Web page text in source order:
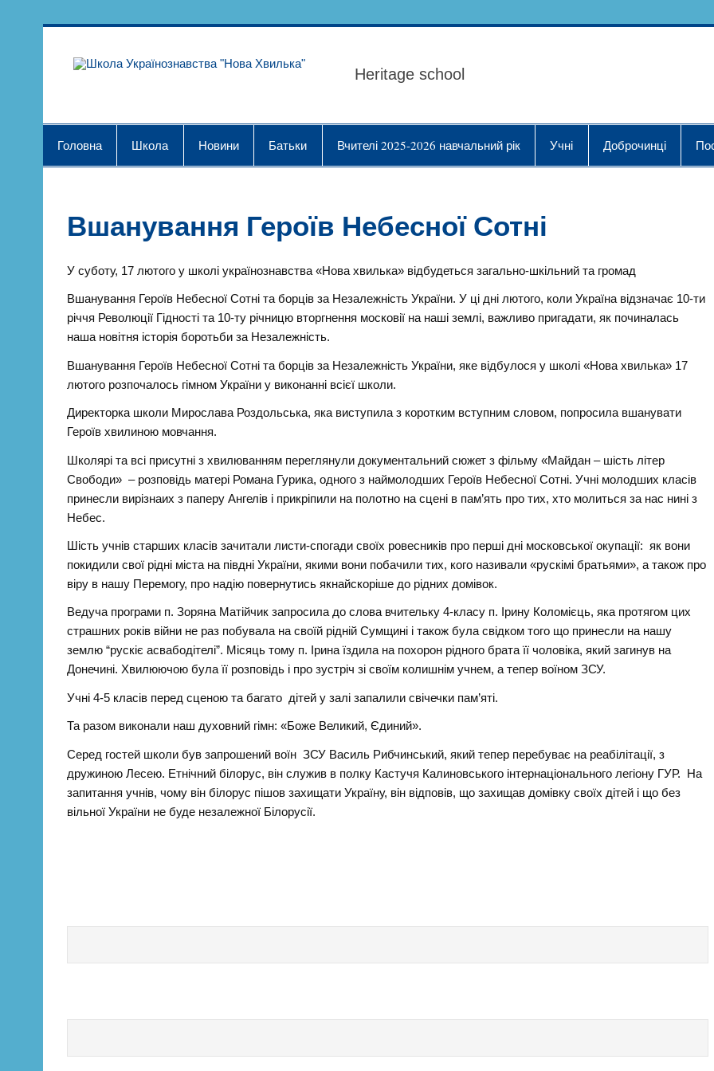
Школа Українознавства
Heritage school
Головна Школа Новини Батьки Вчителі 2025-2026 навчальний рік Учні Доброчинці
Вшанування Героїв Небесної Сотні
У суботу, 17 лютого у школі українознавства «Нова хвилька» відбудеться загально-шкільний та громад
Вшанування Героїв Небесної Сотні та борців за Незалежність України. У ці дні лютого, коли Україна відзначає 10-ти
річчя Революції Гідності та 10-ту річницю вторгнення московії на наші землі, важливо пригадати, як починалась
наша новітня історія боротьби за Незалежність.
Вшанування Героїв Небесної Сотні та борців за Незалежність України, яке відбулося у школі «Нова хвилька» 17
лютого розпочалось гімном України у виконанні всієї школи.
Директорка школи Мирослава Роздольська, яка виступила з коротким вступним словом, попросила вшанувати
Героїв хвилиною мовчання.
Школярі та всі присутні з хвилюванням переглянули документальний сюжет з фільму «Майдан – шість літер
Свободи» – розповідь матері Романа Гурика, одного з наймолодших Героїв Небесної Сотні. Учні молодших класів
принесли вирізнаих з паперу Ангелів і прикріпили на полотно на сцені в пам’ять про тих, хто молиться за нас нині з
Небес.
Шість учнів старших класів зачитали листи-спогади своїх ровесників про перші дні московської окупації: як вони
покидили свої рідні міста на півдні України, якими вони побачили тих, кого називали «рускімі братьями», а також про
віру в нашу Перемогу, про надію повернутись якнайскоріше до рідних домівок.
Ведуча програми п. Зоряна Матійчик запросила до слова вчительку 4-класу п. Ірину Коломієць, яка протягом цих
страшних років війни не раз побувала на своїй рідній Сумщині і також була свідком того що принесли на нашу
землю “рускіє асвабодітелі”. Місяць тому п. Ірина їздила на похорон рідного брата її чоловіка, який загинув на
Донечині. Хвилюючою була її розповідь і про зустріч зі своїм колишнім учнем, а тепер воїном ЗСУ.
Учні 4-5 класів перед сценою та багато дітей у залі запалили свічечки пам’яті.
Та разом виконали наш духовний гімн: «Боже Великий, Єдиний».
Серед гостей школи був запрошений воїн ЗСУ Василь Рибчинський, який тепер перебуває на реабілітації, з
дружиною Лесею. Етнічний білорус, він служив в полку Кастучя Калиновського інтернаціонального легіону ГУР. На
запитання учнів, чому він білорус пішов захищати Україну, він відповів, що захищав домівку своїх дітей і що без
вільної України не буде незалежної Білорусії.